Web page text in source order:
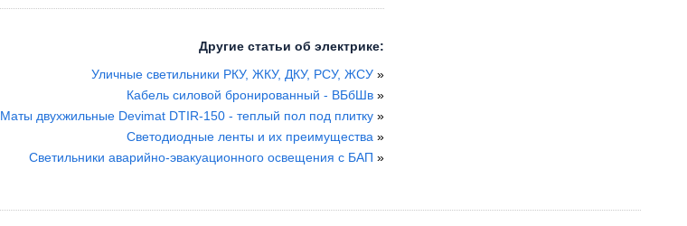
Другие статьи об электрике:
Уличные светильники РКУ, ЖКУ, ДКУ, РСУ, ЖСУ»
Кабель силовой бронированный - ВБбШв »
Маты двухжильные Devimat DTIR-150 - теплый пол под плитку»
Светодиодные ленты и их преимущества »
Светильники аварийно-эвакуационного освещения с БАП »